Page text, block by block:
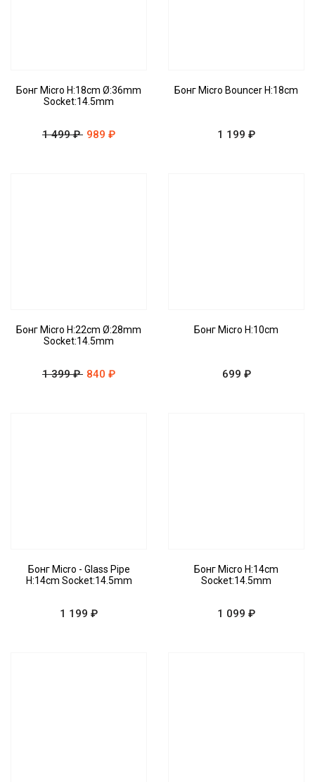
Бонг Micro H:18cm Ø:36mm
Socket:14.5mm
1 499 ₽ 989 ₽
Бонг Micro Bouncer H:18cm
1 199 ₽
Бонг Micro H:22cm Ø:28mm
Socket:14.5mm
1 399 ₽ 840 ₽
Бонг Micro H:10cm
699 ₽
Бонг Micro - Glass Pipe
H:14cm Socket:14.5mm
1 199 ₽
Бонг Micro H:14cm
Socket:14.5mm
1 099 ₽